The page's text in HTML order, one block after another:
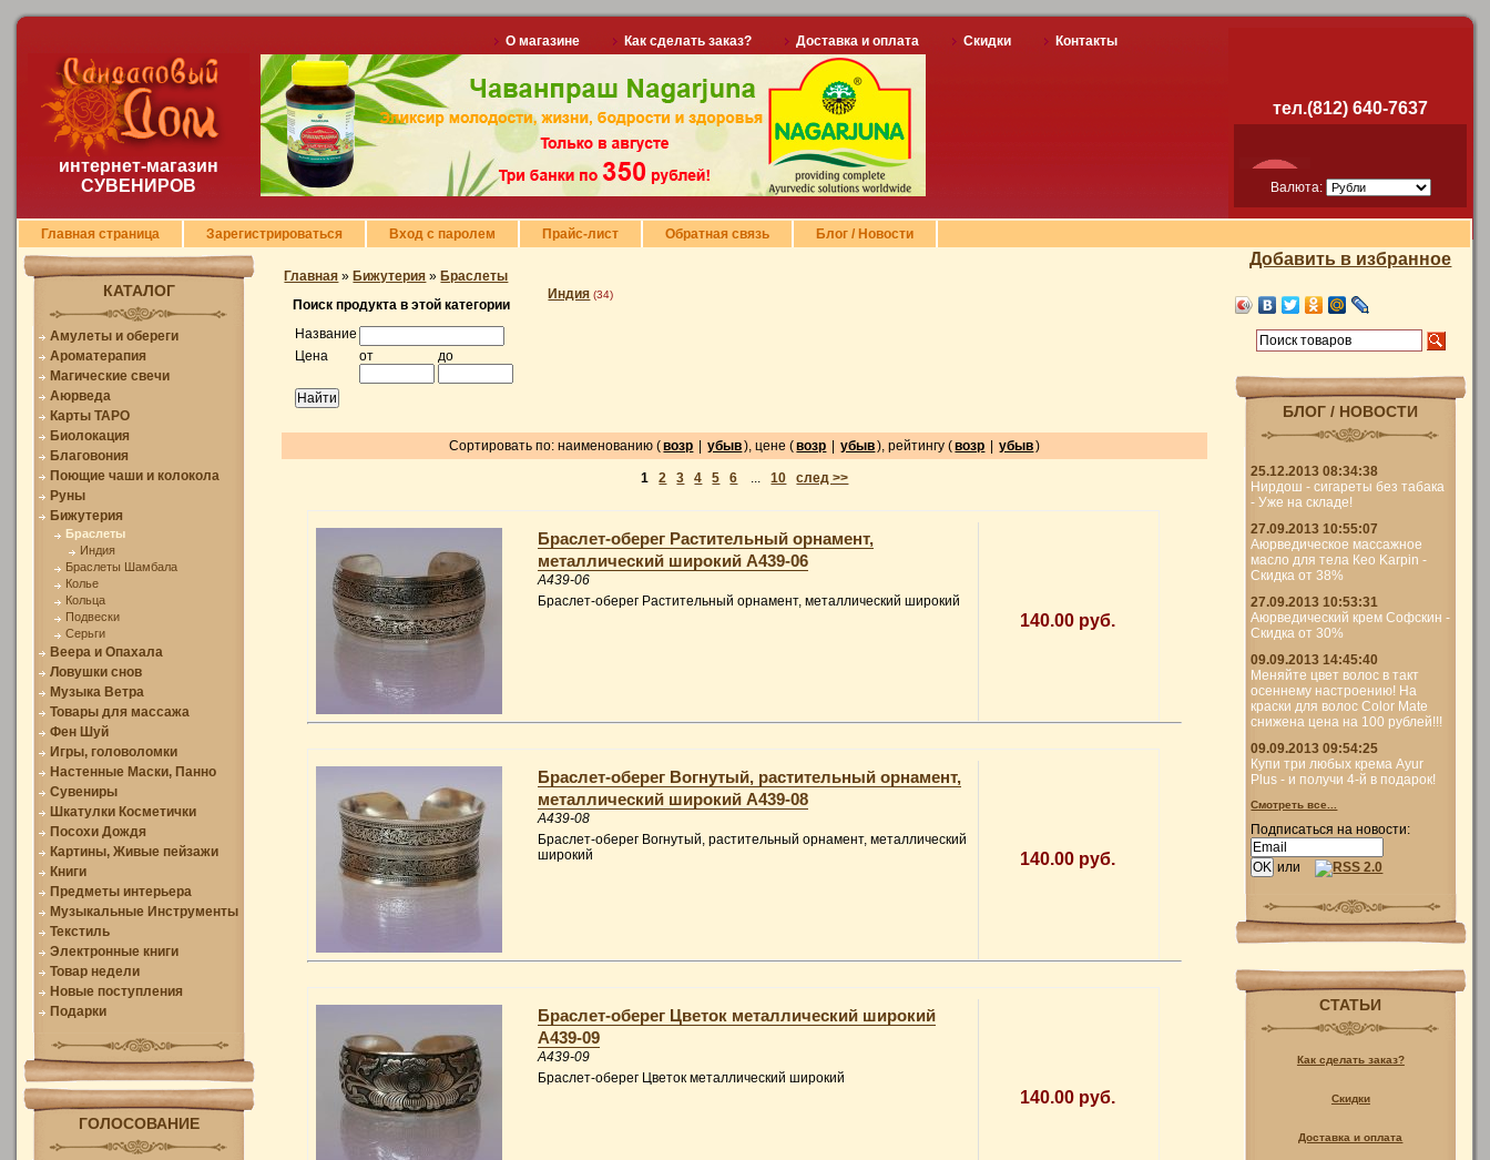
интернет-магазин
СУВЕНИРОВ
О магазине Как сделать заказ? Доставка и оплата Скидки Контакты
тел.(812) 640-7637
Валюта:
Главная страница Зарегистрироваться Вход с паролем Прайс-лист Обратная связь Блог / Новости
КАТАЛОГ
Амулеты и обереги
Ароматерапия
Магические свечи
Аюрведа
Карты ТАРО
Биолокация
Благовония
Поющие чаши и колокола
Руны
Бижутерия
Браслеты
Индия
Браслеты Шамбала
Колье
Кольца
Подвески
Серьги
Веера и Опахала
Ловушки снов
Музыка Ветра
Товары для массажа
Фен Шуй
Игры, головоломки
Настенные Маски, Панно
Сувениры
Шкатулки Косметички
Посохи Дождя
Картины, Живые пейзажи
Книги
Предметы интерьера
Музыкальные Инструменты
Текстиль
Электронные книги
Товар недели
Новые поступления
Подарки
ГОЛОСОВАНИЕ
Главная » Бижутерия » Браслеты
Поиск продукта в этой категории
Название
Цена
от до
Индия (34)
Сортировать по: наименованию (возр убыв), цене (возр убыв), рейтингу (возр убыв)
1 2 3 4 5 6 ...10 след >>
Браслет-оберег Растительный орнамент,
металлический широкий A439-06
A439-06
Браслет-оберег Растительный орнамент, металлический широкий
140.00 руб.
Браслет-оберег Вогнутый, растительный орнамент,
металлический широкий A439-08
A439-08
Браслет-оберег Вогнутый, растительный орнамент, металлический
широкий
140.00 руб.
Браслет-оберег Цветок металлический широкий
A439-09
A439-09
Браслет-оберег Цветок металлический широкий
140.00 руб.
Добавить в избранное
БЛОГ / НОВОСТИ
25.12.2013 08:34:38
Нирдош - сигареты без табака
- Уже на складе!
27.09.2013 10:55:07
Аюрведическое массажное
масло для тела Кео Karpin -
Скидка от 38%
27.09.2013 10:53:31
Аюрведический крем Софскин -
Скидка от 30%
09.09.2013 14:45:40
Меняйте цвет волос в такт
осеннему настроению! На
краски для волос Color Mate
снижена цена на 100 рублей!!!
09.09.2013 09:54:25
Купи три любых крема Ayur
Plus - и получи 4-й в подарок!
Смотреть все...
Подписаться на новости:
или
СТАТЬИ
Как сделать заказ?
Скидки
Доставка и оплата